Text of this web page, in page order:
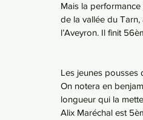
Mais la
de la vallée du
l’Aveyron. Il finit
Les jeunes pousses
On notera en
longueur qui la
Alix Maréchal est